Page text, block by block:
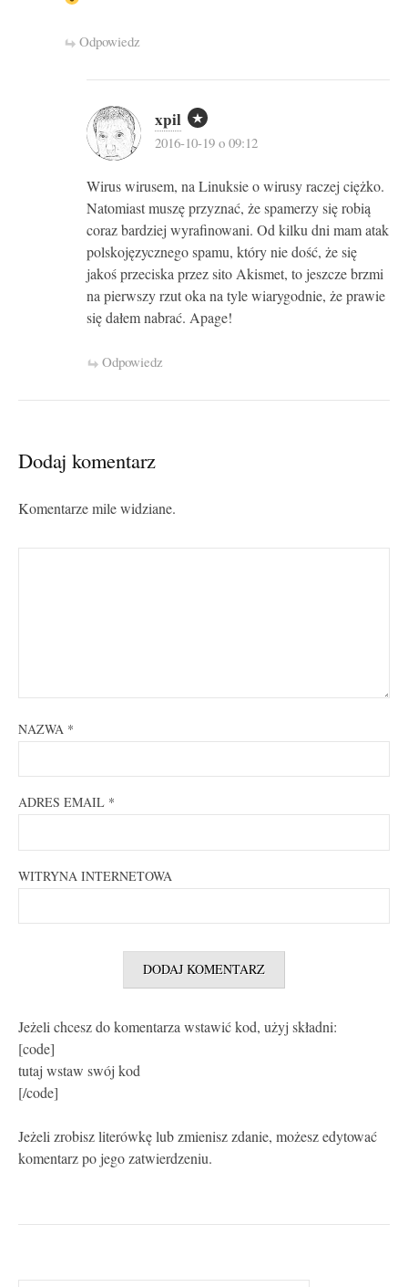
Odpowiedz
xpil
2016-10-19 o 09:12
Wirus wirusem, na Linuksie o wirusy raczej ciężko.
Natomiast muszę przyznać, że spamerzy się robią
coraz bardziej wyrafinowani. Od kilku dni mam atak
polskojęzycznego spamu, który nie dość, że się
jakoś przeciska przez sito Akismet, to jeszcze brzmi
na pierwszy rzut oka na tyle wiarygodnie, że prawie
się dałem nabrać. Apage!
Odpowiedz
Dodaj komentarz
Komentarze mile widziane.
NAZWA *
ADRES EMAIL *
WITRYNA INTERNETOWA
Jeżeli chcesz do komentarza wstawić kod, użyj składni:
[code]
tutaj wstaw swój kod
[/code]
Jeżeli zrobisz literówkę lub zmienisz zdanie, możesz edytować
komentarz po jego zatwierdzeniu.